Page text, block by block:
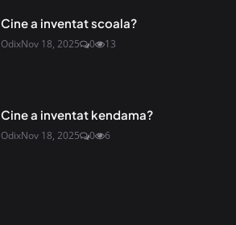
Cine a inventat scoala?
OdixNov 18, 2025 0 13
Cine a inventat kendama?
OdixNov 18, 2025 0 6